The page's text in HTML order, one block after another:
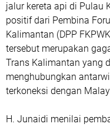
jalur kereta api di Pulau
positif dari Pembina
Kalimantan (DPP
tersebut merupakan
Trans Kalimantan yang
menghubungkan
terkoneksi dengan
H. Junaidi menilai